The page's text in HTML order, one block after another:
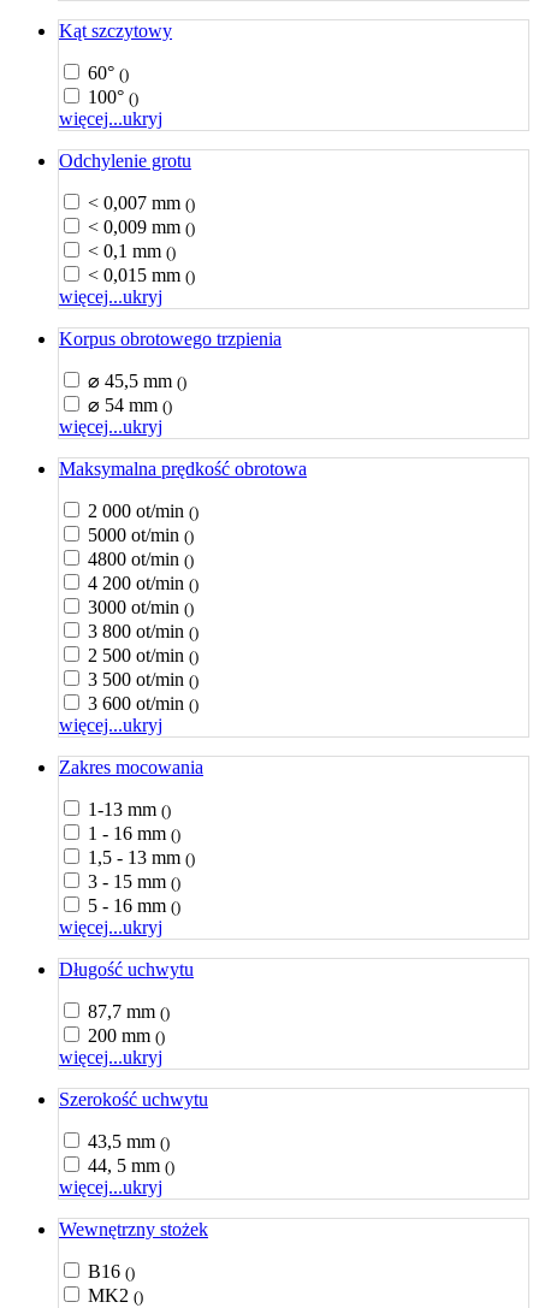
Kąt szczytowy
60° ()
100° ()
więcej...ukryj
Odchylenie grotu
< 0,007 mm ()
< 0,009 mm ()
< 0,1 mm ()
< 0,015 mm ()
więcej...ukryj
Korpus obrotowego trzpienia
⌀ 45,5 mm ()
⌀ 54 mm ()
więcej...ukryj
Maksymalna prędkość obrotowa
2 000 ot/min ()
5000 ot/min ()
4800 ot/min ()
4 200 ot/min ()
3000 ot/min ()
3 800 ot/min ()
2 500 ot/min ()
3 500 ot/min ()
3 600 ot/min ()
więcej...ukryj
Zakres mocowania
1-13 mm ()
1 - 16 mm ()
1,5 - 13 mm ()
3 - 15 mm ()
5 - 16 mm ()
więcej...ukryj
Długość uchwytu
87,7 mm ()
200 mm ()
więcej...ukryj
Szerokość uchwytu
43,5 mm ()
44, 5 mm ()
więcej...ukryj
Wewnętrzny stożek
B16 ()
MK2 ()